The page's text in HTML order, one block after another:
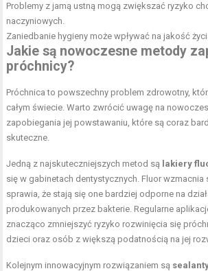
Problemy z jamą ustną mogą zwiększać ryzyko
naczyniowych.
Zaniedbanie hygieny może wpływać na jakość
Jakie są nowoczesne metody
próchnicy?
Próchnica to powszechny problem zdrowotny,
całym świecie. Warto zwrócić uwagę na
zapobiegania jej powstawaniu, które są coraz
skuteczne.
Jedną z najskuteczniejszych metod są lakiery
się w gabinetach dentystycznych. Fluor
sprawia, że stają się one bardziej odporne na
produkowanych przez bakterie. Regularne
znacząco zmniejszyć ryzyko rozwinięcia się
dzieci oraz osób z większą podatnością na jej
Kolejnym innowacyjnym rozwiązaniem są